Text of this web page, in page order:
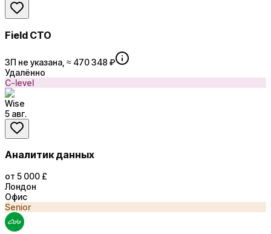
Field CTO
ЗП не указана, ≈ 470 348 ₽
Удалённо
C-level
Wise
5 авг.
Аналитик данных
от 5 000 £
Лондон
Офис
Senior